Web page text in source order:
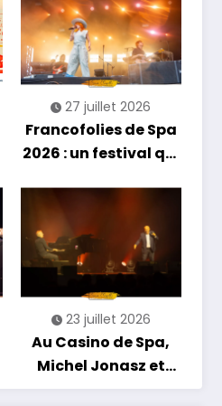
27 juillet 2026
Francofolies de Spa
2026 : un festival qui
nouveautés et
grands moments de
scène
23 juillet 2026
Au Casino de Spa,
Michel Jonasz et
Alain Chamfort